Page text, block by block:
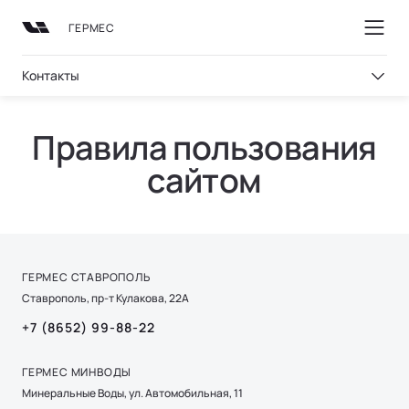
ГЕРМЕС
Контакты
МОДЕЛИ
ПОКУПКА
Тест-драйв
Авто в наличии
ВЛАДЕНИЕ
Регламент ТО
ПОДДЕРЖКА
Гарантия
ТЕХНОЛОГИИ
Умное пространство
Безопасность
О НАС
Новости
Вопрос | ответ
Правила пользования
сайтом
ГЕРМЕС СТАВРОПОЛЬ
Ставрополь, пр-т Кулакова, 22А
+7 (8652) 99-88-22
ГЕРМЕС МИНВОДЫ
Минеральные Воды, ул. Автомобильная, 11